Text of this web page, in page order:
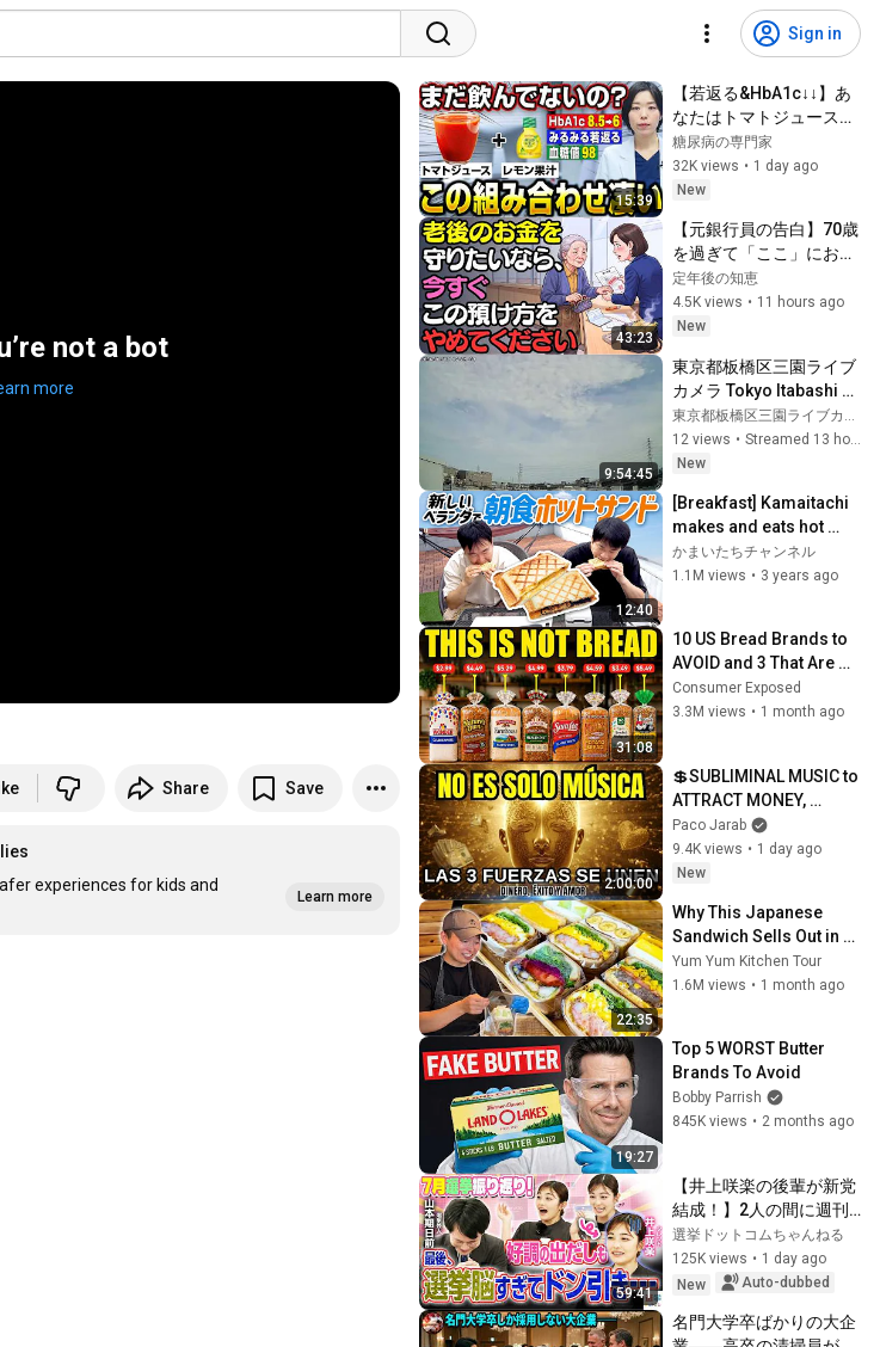
Sign in
not a bot
more
Share Save
experiences for kids and
Learn more
15:39
【若返る&HbA1c↓↓】あ
なたはトマトジュースを
そのまま飲んでしまって
いませんか_【糖尿病専
門クリニック現役医師】
糖尿病の専門家
32K views • 1 day ago
New
43:23
【元銀行員の告白】70歳
を過ぎて「ここ」にお金
を置く人へ…800万円を
失う寸前でした | 老後の
人生 | 70歳を過ぎてお金
老後資金 | 銀行預金
定年後の知恵
4.5K views • 11 hours ago
New
9:54:45
東京都板橋区三園ライブ
カメラ Tokyo Itabashi
Live camera.world.cam
12 views •
Streamed 13 hours ago
New
12:40
[Breakfast] Kamaitachi
makes and eats hot
sandwiches on their
new balcony
かまいたちチャンネル
1.1M views • 3 years ago
31:08
10 US Bread Brands to
AVOID and 3 That Are
Actually Safe
Consumer Exposed
3.3M views • 1 month ago
2:00:00
💲SUBLIMINAL MUSIC to
ATTRACT MONEY,
SUCCESS and LOVE ❤️2
Hours of
ReschedulingDark
Paco Jarab
9.4K views • 1 day ago
New
22:35
Why This Japanese
Sandwich Sells Out in 1
Hour! Following a Solo
Dad of 4’s Craft
Yum Yum Kitchen Tour
1.6M views • 1 month ago
19:27
Top 5 WORST Butter
Brands To Avoid
Bobby Parrish
845K views • 2 months ago
59:41
【井上咲楽の後輩が新党
結成！】2人の間に週刊
誌報道！？／田川市長
に“再生の道”系当選／“鈴
木康友”氏が事務所侵入
本期日前】｜選挙ドット
選挙ドットコムちゃんねる
125K views • 1 day ago
New
Auto-dubbed
名門大学卒ばかりの大企